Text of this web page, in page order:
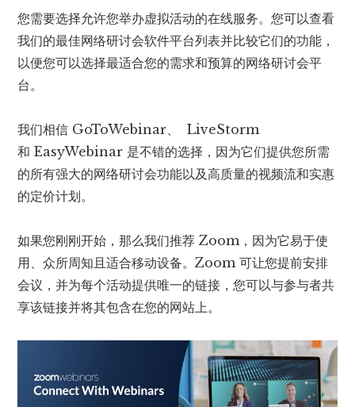
您需要选择允许您举办虚拟活动的在线服务。您可以查看
我们的最佳网络研讨会软件平台列表并比较它们的功能，
以便您可以选择最适合您的需求和预算的网络研讨会平
台。
我们相信 GoToWebinar、 LiveStorm
和 EasyWebinar 是不错的选择，因为它们提供您所需
的所有强大的网络研讨会功能以及高质量的视频流和实惠
的定价计划。
如果您刚刚开始，那么我们推荐 Zoom，因为它易于使
用、众所周知且适合移动设备。Zoom 可让您提前安排
会议，并为每个活动提供唯一的链接，您可以与参与者共
享该链接并将其包含在您的网站上。